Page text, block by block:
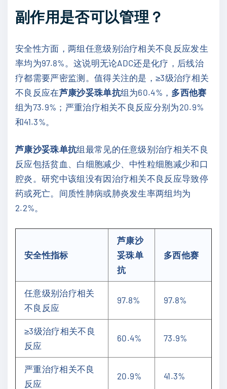
副作用是否可以管理？
安全性方面，两组任意级别治疗相关不良反应发生
率均为97.8%。这说明无论ADC还是化疗，后线治
疗都需要严密监测。值得关注的是，≥3级治疗相关
不良反应在芦康沙妥珠单抗组为60.4%， 多西他赛
组为73.9%；严重治疗相关不良反应分别为20.9%
和41.3%。
芦康沙妥珠单抗组最常见的任意级别治疗相关不良
反应包括贫血、白细胞减少、中性粒细胞减少和口
腔炎。研究中该组没有因治疗相关不良反应导致停
药或死亡。间质性肺病或肺炎发生率两组均为
2.2%。
安全性指标
芦康沙
妥珠单
抗
多西他赛
任意级别治疗相关
不良反应
97.8% 97.8%
≥3级治疗相关不良
反应
60.4% 73.9%
严重治疗相关不良
反应
20.9% 41.3%